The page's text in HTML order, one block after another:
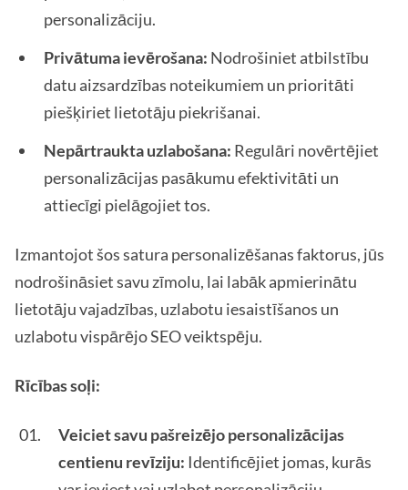
personalizāciju.
Privātuma ievērošana: Nodrošiniet atbilstību
datu aizsardzības noteikumiem un prioritāti
piešķiriet lietotāju piekrišanai.
Nepārtraukta uzlabošana: Regulāri novērtējiet
personalizācijas pasākumu efektivitāti un
attiecīgi pielāgojiet tos.
Izmantojot šos satura personalizēšanas faktorus, jūs
nodrošināsiet savu zīmolu, lai labāk apmierinātu
lietotāju vajadzības, uzlabotu iesaistīšanos un
uzlabotu vispārējo SEO veiktspēju.
Rīcības soļi:
Veiciet savu pašreizējo personalizācijas
centienu revīziju: Identificējiet jomas, kurās